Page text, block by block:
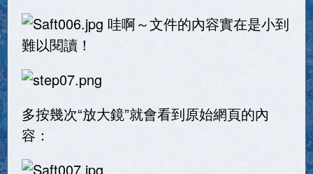
哇啊～文件的內容實在是小到
難以閱讀！
多按幾次“放大鏡”就會看到原始網頁的內
容：